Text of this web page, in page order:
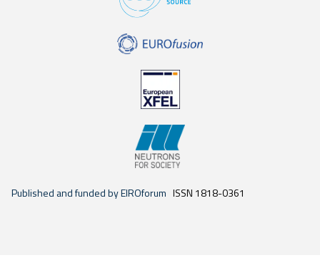
Published and funded by EIROforum ISSN 1818-0361